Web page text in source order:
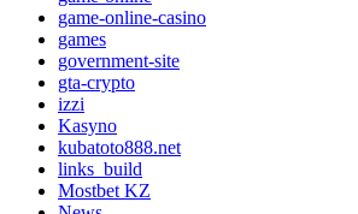
game-online-casino
games
government-site
gta-crypto
izzi
Kasyno
kubatoto888.net
links_build
Mostbet KZ